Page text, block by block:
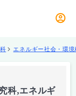
エネルギー社会・環
科,エネルギ